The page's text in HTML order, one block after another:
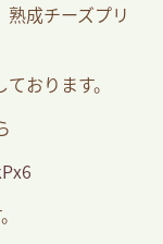
成チーズプリ
おります。